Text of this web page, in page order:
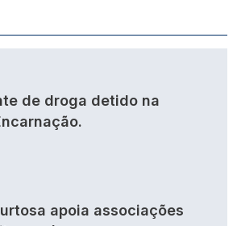
de droga detido na
apoia associações